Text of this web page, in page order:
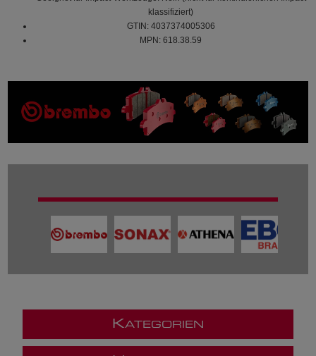
klassifiziert)
GTIN: 4037374005306
MPN: 618.38.59
KATEGORIEN